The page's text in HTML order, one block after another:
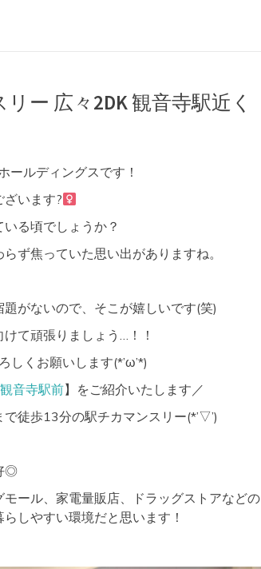
ー 広々2DK 観音寺駅近く
ルディングスです！
います?‍
る頃でしょうか？
ず焦っていた思い出がありますね。
がないので、そこが嬉しいです(笑)
て頑張りましょう…！！
くお願いします(*’ω’*)
音寺駅前】をご紹介いたします／
徒歩13分の駅チカマンスリー(*’▽’)
◎
ール、家電量販店、ドラッグストアなどの
しやすい環境だと思います！